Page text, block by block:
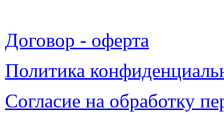
Договор - оферта
Политика
Согласие на обработку